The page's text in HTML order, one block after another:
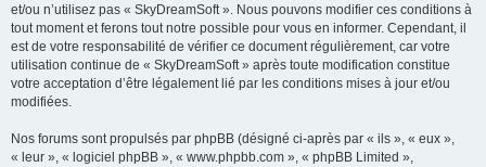
et/ou n’utilisez pas « SkyDreamSoft ». Nous pouvons modifier ces conditions à
tout moment et ferons tout notre possible pour vous en informer. Cependant, il
est de votre responsabilité de vérifier ce document régulièrement, car votre
utilisation continue de « SkyDreamSoft » après toute modification constitue
votre acceptation d’être légalement lié par les conditions mises à jour et/ou
modifiées.
Nos forums sont propulsés par phpBB (désigné ci-après par « ils », « eux »,
« leur », « logiciel phpBB », « www.phpbb.com », « phpBB Limited »,